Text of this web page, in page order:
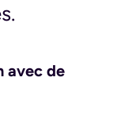
avec de